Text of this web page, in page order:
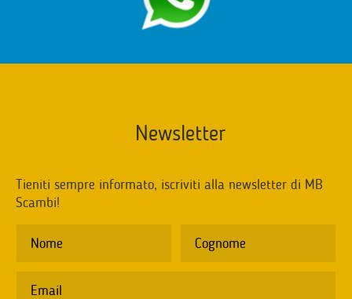
Newsletter
Tieniti sempre informato, iscriviti alla newsletter di MB
Scambi!